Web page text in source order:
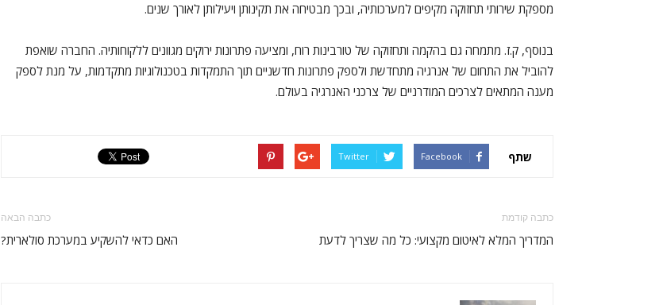
מספקת שירותי תחזוקה מקיפים למערכותיה, ובכך מבטיחה את תקינותן ויעילותן לאורך שנים.
בנוסף, ק.ז. מתמחה גם בהקמה ותחזוקה של טורבינות רוח, ומציעה פתרונות ירוקים מגוונים ללקוחותיה. החברה שואפת
להוביל את התחום של אנרגיה מתחדשת ולספק פתרונות חדשניים תוך התמקדות בטכנולוגיות מתקדמות, על מנת לספק
מענה המתאים לצרכים המודרניים של צרכני האנרגיה בעולם.
שתף Facebook
Twitter
כתבה קודמת
המדריך המלא לאיטום מקצועי: כל מה שצריך לדעת
כתבה הבאה
האם כדאי להשקיע במערכת סולארית?